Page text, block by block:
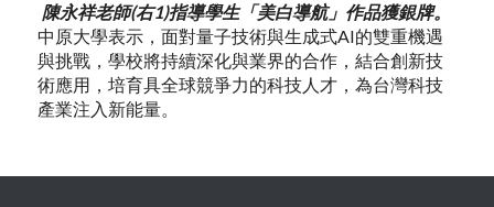
陳永祥老師(右1)指導學生「美白導航」作品獲銀牌。
中原大學表示，面對量子技術與生成式AI的雙重機遇
與挑戰，學校將持續深化與業界的合作，結合創新技
術應用，培育具全球競爭力的科技人才，為台灣科技
產業注入新能量。